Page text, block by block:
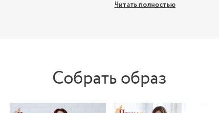
Читать полностью
Собрать образ